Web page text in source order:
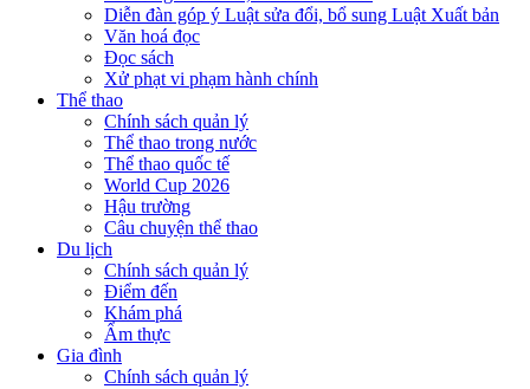
Diễn đàn góp ý Luật sửa đổi, bổ sung Luật Xuất bản
Văn hoá đọc
Đọc sách
Xử phạt vi phạm hành chính
Thể thao
Chính sách quản lý
Thể thao trong nước
Thể thao quốc tế
World Cup 2026
Hậu trường
Câu chuyện thể thao
Du lịch
Chính sách quản lý
Điểm đến
Khám phá
Ẩm thực
Gia đình
Chính sách quản lý